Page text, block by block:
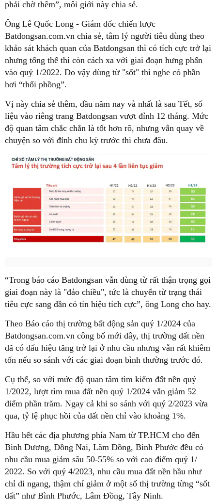
phải chờ thêm”, môi giới này chia sẻ.
Ông Lê Quốc Long - Giám đốc chiến lược
Batdongsan.com.vn chia sẻ, tâm lý người tiêu dùng theo
khảo sát khách quan của Batdongsan thì có tích cực trở lại
nhưng tổng thể thì còn cách xa với giai đoạn hưng phấn
vào quý 1/2022. Do vậy dùng từ "sốt" thì nghe có phần
hơi “thổi phồng”.
Vị này chia sẻ thêm, đầu năm nay và nhất là sau Tết, số
liệu vào riêng trang Batdongsan vượt đỉnh 12 tháng. Mức
độ quan tâm chắc chắn là tốt hơn rõ, nhưng vẫn quay về
chuyện so với đỉnh chu kỳ trước thì chưa đâu.
“Trong báo cáo Batdongsan vẫn dùng từ rất thận trọng gọi
giai đoạn này là "đảo chiều", tức là chuyển từ trạng thái
tiêu cực sang dần có tín hiệu tích cực”, ông Long cho hay.
Theo Báo cáo thị trường bất động sản quý 1/2024 của
Batdongsan.com.vn công bố mới đây, thị trường đất nền
đã có dấu hiệu tăng trở lại ở nhu cầu nhưng vẫn rất khiêm
tốn nếu so sánh với các giai đoạn bình thường trước đó.
Cụ thể, so với mức độ quan tâm tìm kiếm đất nền quý
1/2022, lượt tìm mua đất nền quý 1/2024 vẫn giảm 52
điểm phần trăm. Ngay cả khi so sánh với quý 2/2023 vừa
qua, tỷ lệ phục hồi của đất nền chỉ vào khoảng 1%.
Hầu hết các địa phương phía Nam từ TP.HCM cho đến
Bình Dương, Đồng Nai, Lâm Đồng, Bình Phước đều có
nhu cầu mua giảm sâu 50-55% so với cao điểm quý 1/
2022. So với quý 4/2023, nhu cầu mua đất nền hầu như
chỉ đi ngang, thậm chí giảm ở một số thị trường từng “sốt
đất” như Bình Phước, Lâm Đồng, Tây Ninh.